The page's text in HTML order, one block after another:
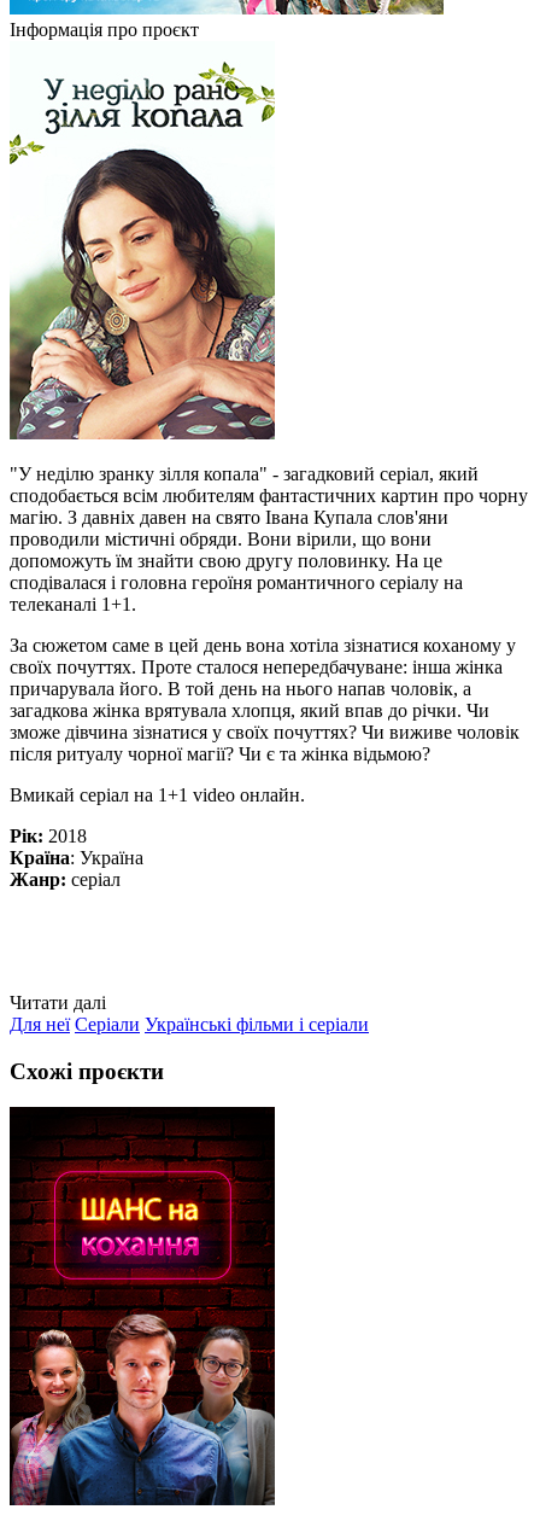
Інформація про проєкт
"У неділю зранку зілля копала" - загадковий серіал, який
сподобається всім любителям фантастичних картин про чорну
магію. З давніх давен на свято Івана Купала слов'яни
проводили містичні обряди. Вони вірили, що вони
допоможуть їм знайти свою другу половинку. На це
сподівалася і головна героїня романтичного серіалу на
телеканалі 1+1.
За сюжетом саме в цей день вона хотіла зізнатися коханому у
своїх почуттях. Проте сталося непередбачуване: інша жінка
причарувала його. В той день на нього напав чоловік, а
загадкова жінка врятувала хлопця, який впав до річки. Чи
зможе дівчина зізнатися у своїх почуттях? Чи виживе чоловік
після ритуалу чорної магії? Чи є та жінка відьмою?
Вмикай серіал на 1+1 video онлайн.
Рік: 2018
Країна: Україна
Жанр: серіал
Читати далі
Для неї Серіали Українські фільми і серіали
Схожі проєкти